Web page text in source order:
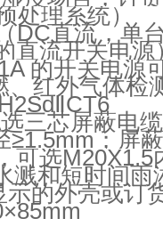
处理系统）
DC直流，单
直流开关电源
的开关电源
、红外气体检
H2SdⅡCT6
三芯屏蔽电
≥1.5mm；屏
可选M20X1.5
溅和短时间
的外壳或订